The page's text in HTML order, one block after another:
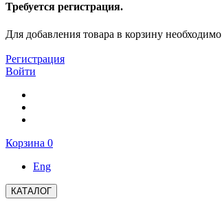
Требуется регистрация.
Для добавления товара в корзину необходимо
Регистрация
Войти
Корзина 0
Eng
КАТАЛОГ